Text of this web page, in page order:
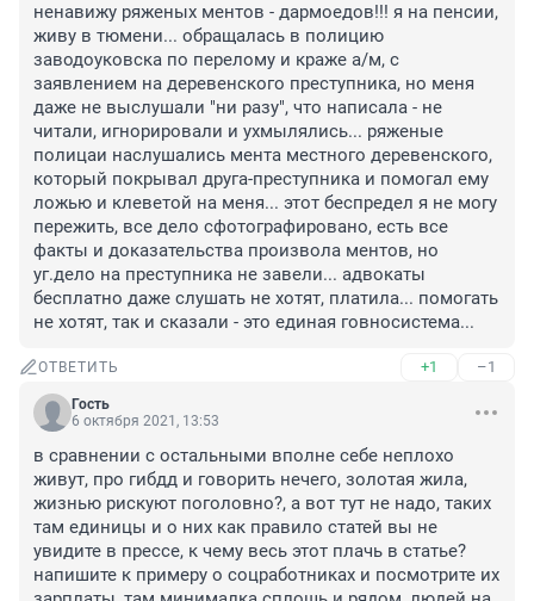
ненавижу ряженых ментов - дармоедов!!! я на пенсии,
живу в тюмени... обращалась в полицию
заводоуковска по перелому и краже а/м, с
заявлением на деревенского преступника, но меня
даже не выслушали "ни разу", что написала - не
читали, игнорировали и ухмылялись... ряженые
полицаи наслушались мента местного деревенского,
который покрывал друга-преступника и помогал ему
ложью и клеветой на меня... этот беспредел я не могу
пережить, все дело сфотографировано, есть все
факты и доказательства произвола ментов, но
уг.дело на преступника не завели... адвокаты
бесплатно даже слушать не хотят, платила... помогать
не хотят, так и сказали - это единая говносистема...
ОТВЕТИТЬ +1 –1
Гость
6 октября 2021, 13:53
в сравнении с остальными вполне себе неплохо
живут, про гибдд и говорить нечего, золотая жила,
жизнью рискуют поголовно?, а вот тут не надо, таких
там единицы и о них как правило статей вы не
увидите в прессе, к чему весь этот плачь в статье?
напишите к примеру о соцработниках и посмотрите их